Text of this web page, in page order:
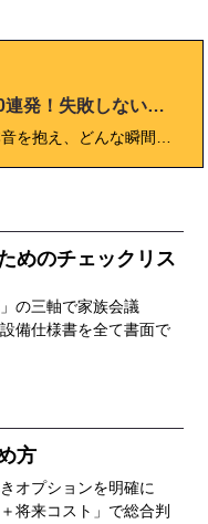
ハウスメーカー営業マンの本音20連発！失敗しない選び方の極意
ハウスメーカー営業マンは、どんな本音を抱え、どんな瞬間に“裏側”を見せるのか？ 本記事では、現場経験者の体験談やプロ視点のコメントをもとに、リアルな「営業マンの本音」を20連発で徹底解説！ 値引き交渉の裏、展示場や契約交渉の本心、後悔しない担当者選びのコツまで、“知っておくと失敗しない”住宅営業の真実をまとめました。 契約後に「こんなはずじゃなかった」と後悔しないために、初めて家づくりをする方も安心して読める“まとめサイト型ガイド”です。
めのチェックリス
の三軸で家族会議
備仕様書を全て書面で
方
オプションを明確に
将来コスト」で総合判